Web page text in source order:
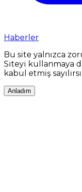
Haberler
Bu site yalnızca
Siteyi kullanmaya
kabul etmiş
Anladım